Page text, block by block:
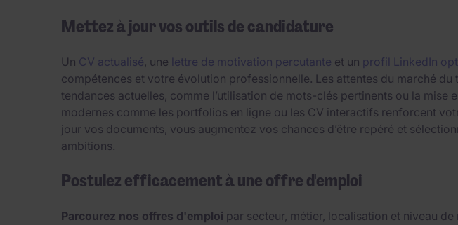
Mettez à jour vos outils de candidature
Un CV actualisé, une lettre de motivation percutante et un profil LinkedIn
compétences et votre évolution professionnelle. Les attentes du marché
tendances actuelles, comme l’utilisation de mots-clés pertinents ou la mise
modernes comme les portfolios en ligne ou les CV interactifs renforcent
jour vos documents, vous augmentez vos chances d’être repéré et
ambitions.
Postulez efficacement à une offre d'emploi
Parcourez nos offres d'emploi par secteur, métier, localisation et niveau